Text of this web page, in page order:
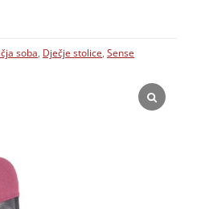
soba, Dječje stolice, Sense